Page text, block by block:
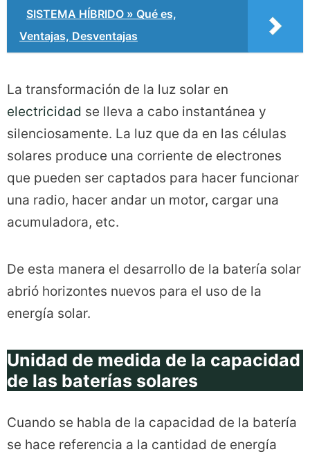
SISTEMA HÍBRIDO » Qué es,
Ventajas, Desventajas
La transformación de la luz solar en
electricidad se lleva a cabo instantánea y
silenciosamente. La luz que da en las células
solares produce una corriente de electrones
que pueden ser captados para hacer funcionar
una radio, hacer andar un motor, cargar una
acumuladora, etc.
De esta manera el desarrollo de la batería solar
abrió horizontes nuevos para el uso de la
energía solar.
Unidad de medida de la capacidad
de las baterías solares
Cuando se habla de la capacidad de la batería
se hace referencia a la cantidad de energía